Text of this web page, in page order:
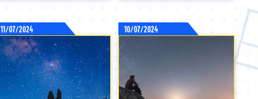
11/07/2024 10/07/2024